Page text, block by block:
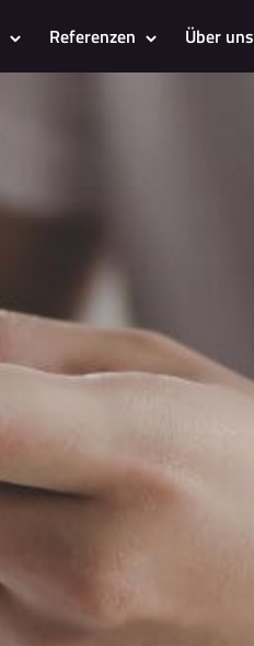
Referenzen Über uns